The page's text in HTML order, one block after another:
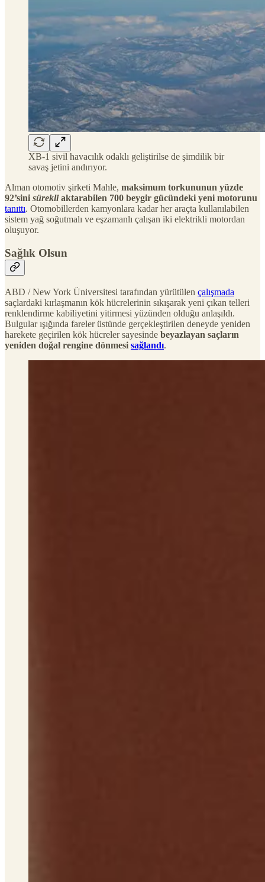
XB-1 sivil havacılık odaklı geliştirilse de şimdilik bir
savaş jetini andırıyor.
Alman otomotiv şirketi Mahle, maksimum torkununun yüzde
92’sini sürekliaktarabilen 700 beygir gücündeki yeni motorunu
tanıttı. Otomobillerden kamyonlara kadar her araçta kullanılabilen
sistem yağ soğutmalı ve eşzamanlı çalışan iki elektrikli motordan
oluşuyor.
Sağlık Olsun
ABD / New York Üniversitesi tarafından yürütülen çalışmada
saçlardaki kırlaşmanın kök hücrelerinin sıkışarak yeni çıkan telleri
renklendirme kabiliyetini yitirmesi yüzünden olduğu anlaşıldı.
Bulgular ışığında fareler üstünde gerçekleştirilen deneyde yeniden
harekete geçirilen kök hücreler sayesinde beyazlayan saçların
yeniden doğal rengine dönmesi sağlandı.